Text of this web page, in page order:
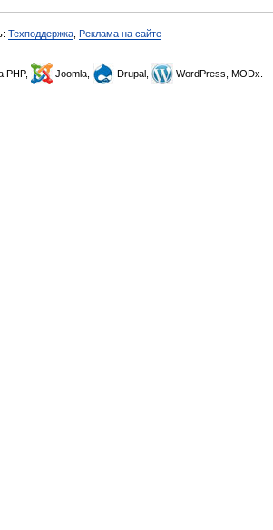
Техподдержка Реклама на сайте
PHP, Joomla, Drupal, WordPress, MODx.